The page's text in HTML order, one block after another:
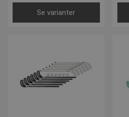
Se varianter